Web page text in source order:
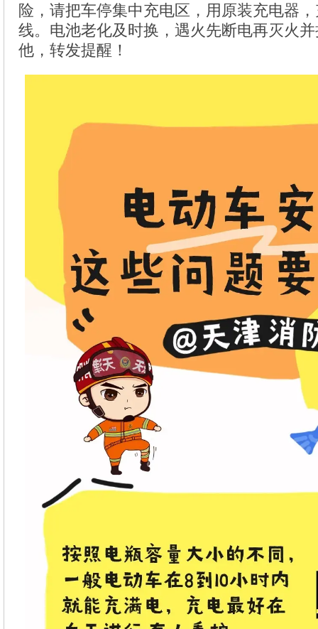
险，请把车停集中充电区，用原装充电器
线。电池老化及时换，遇火先断电再灭火
他，转发提醒！